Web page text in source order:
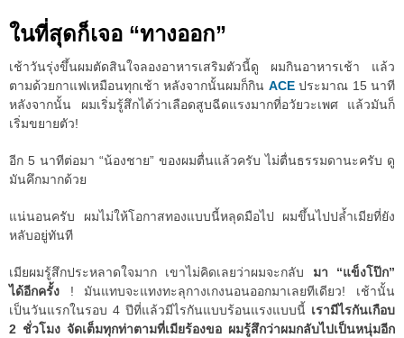
ในที่สุดก็เจอ “ทางออก”
เช้าวันรุ่งขึ้นผมตัดสินใจลองอาหารเสริมตัวนี้ดู ผมกินอาหารเช้า แล้ว
ตามด้วยกาแฟเหมือนทุกเช้า หลังจากนั้นผมก็กิน ACEประมาณ 15 นาที
หลังจากนั้น ผมเริ่มรู้สึกได้ว่าเลือดสูบฉีดแรงมากที่อวัยวะเพศ แล้วมันก็
เริ่มขยายตัว!
อีก 5 นาทีต่อมา “น้องชาย” ของผมตื่นแล้วครับ ไม่ตื่นธรรมดานะครับ ดู
มันคึกมากด้วย
แน่นอนครับ ผมไม่ให้โอกาสทองแบบนี้หลุดมือไป ผมขึ้นไปปล้ำเมียที่ยัง
หลับอยู่ทันที
เมียผมรู้สึกประหลาดใจมาก เขาไม่คิดเลยว่าผมจะกลับ มา “แข็งโป๊ก”
ได้อีกครั้ง ! มันแทบจะแทงทะลุกางเกงนอนออกมาเลยทีเดียว! เช้านั้น
เป็นวันแรกในรอบ 4 ปีที่แล้วมีไรกันแบบร้อนแรงแบบนี้ เรามีไรกันเกือบ
2 ชั่วโมง จัดเต็มทุกท่าตามที่เมียร้องขอ ผมรู้สึกว่าผมกลับไปเป็นหนุ่มอีก